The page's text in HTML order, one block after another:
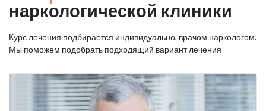
наркологической клиники
Курс лечения подбирается индивидуально, врачом наркологом.
Мы поможем подобрать подходящий вариант лечения